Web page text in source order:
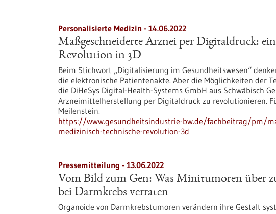
Personalisierte Medizin - 14.06.2022
Maßgeschneiderte Arznei per Digitaldruck:
Revolution in 3D
Beim Stichwort „Digitalisierung im Gesundheitswesen“
die elektronische Patientenakte. Aber die Möglichkeiten der
die DiHeSys Digital-Health-Systems GmbH aus Schwäbisch
Arzneimittelherstellung per Digitaldruck zu revolutionieren.
Meilenstein.
https://www.gesundheitsindustrie-bw.de/fachbeitrag/pm/
medizinisch-technische-revolution-3d
Pressemitteilung - 13.06.2022
Vom Bild zum Gen: Was Minitumoren über
bei Darmkrebs verraten
Organoide von Darmkrebstumoren verändern ihre Gestalt